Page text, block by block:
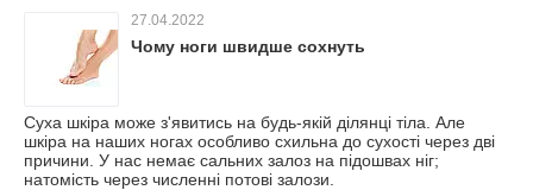
27.04.2022
Чому ноги швидше сохнуть
Суха шкіра може з'явитись на будь-якій ділянці тіла. Але
шкіра на наших ногах особливо схильна до сухості через дві
причини. У нас немає сальних залоз на підошвах ніг;
натомість через численні потові залози.